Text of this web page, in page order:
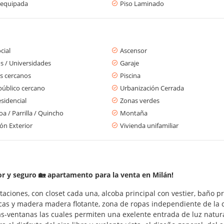
Piso Laminado
Ascensor
/ Universidades
Garaje
cercanos
Piscina
cercano
Urbanización Cerrada
Zonas verdes
/ Parrilla / Quincho
Montaña
Exterior
Vivienda unifamiliar
y seguro 🏡 apartamento para la venta en Milán!
con closet cada una, alcoba principal con vestier, baño
y madera madera flotante, zona de ropas independiente de
ventanas las cuales permiten una exelente entrada de luz